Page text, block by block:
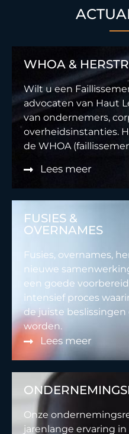
WHOA &
Wilt u een
advocaten van Haut
van ondernemers,
overheidsinstanties.
de WHOA
Lees meer
FUSIES &
OVERNAMES
Fusies, overnames,
nieuwe
een goede
intensief proces
de juiste
worden.
Lees meer
Onze
jarenlange ervaring